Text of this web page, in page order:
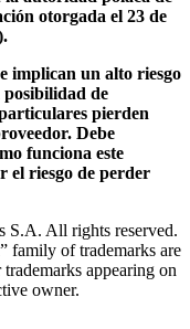
otorgada el 23 de
implican un alto riesgo
de
pierden
Debe
funciona este
el riesgo de perder
All rights reserved.
family of trademarks are
appearing on
owner.